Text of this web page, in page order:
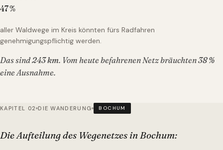
47%
aller Waldwege im Kreis könnten fürs Radfahren
genehmigungspflichtig werden.
Das sind243km. Vom heute befahrenen Netz bräuchten38%
eine Ausnahme.
KAPITEL 02 DIE WANDERUNG BOCHUM
Die Aufteilung des Wegenetzes in Bochum: